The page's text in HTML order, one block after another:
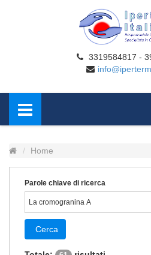
3319584817 -
Home
Parole chiave di ricerca
Cerca